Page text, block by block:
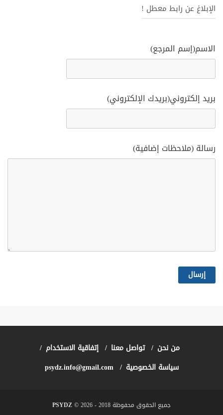
الإبلاغ عن رابط معطل !
الاسم(إسم المرجع)
بريد إلكتروني(بريدك الإلكتروني)
رسالة (ملاحظات إضافية)
من نحن تواصل معنا
إتفاقية الاستخدام
سياسة الخصوصية
psydz.info@gmail.com
جميع الحقوق محفوظة 2018 - 2026 © PSYDZ